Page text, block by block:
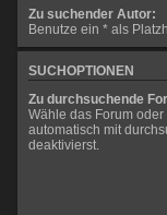
Zu suchender Autor:
Benutze ein * als
SUCHOPTIONEN
Zu durchsuchende
Wähle das Forum
automatisch mit
deaktivierst.